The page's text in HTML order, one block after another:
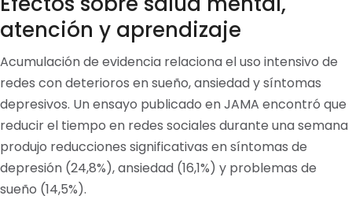
atención y aprendizaje
Acumulación de evidencia relaciona el uso intensivo de
redes con deterioros en sueño, ansiedad y síntomas
depresivos. Un ensayo publicado en JAMA encontró que
reducir el tiempo en redes sociales durante una semana
produjo reducciones significativas en síntomas de
depresión (24,8%), ansiedad (16,1%) y problemas de
sueño (14,5%).